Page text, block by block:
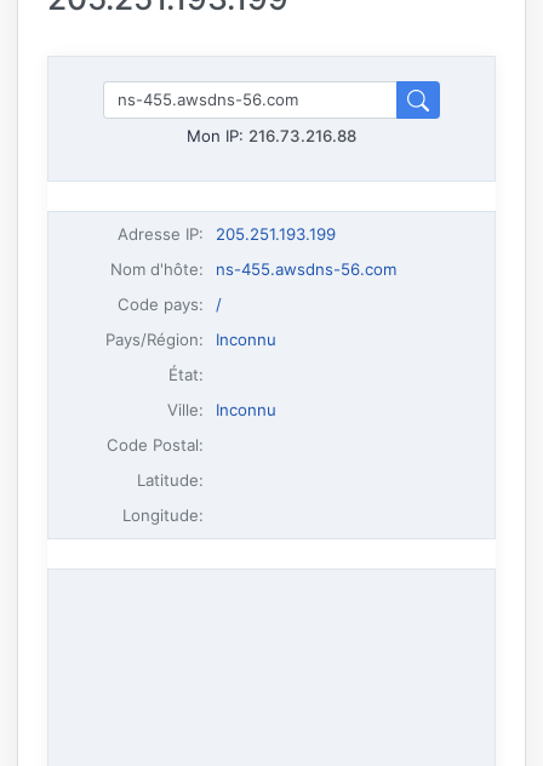
Mon IP: 216.73.216.88
Adresse IP:
205.251.193.199
Nom d'hôte:
ns-455.awsdns-56.com
Code pays:
/
Pays/Région:
Inconnu
État:
Ville:
Inconnu
Code Postal:
Latitude:
Longitude: